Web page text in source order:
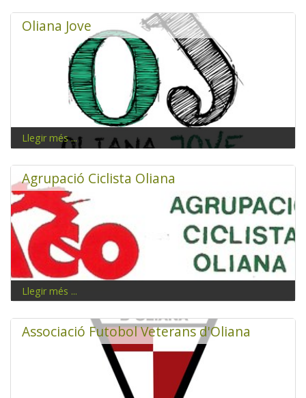
Oliana Jove
Oliana jove, una associació dedicada a un poble.
Llegir més ...
Agrupació Ciclista Oliana
Llegir més ...
Associació Futobol Veterans d'Oliana